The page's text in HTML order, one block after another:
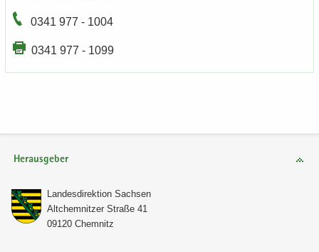
0341 977 - 1004
0341 977 - 1099
Herausgeber
Lan­des­di­rek­ti­on Sach­sen
Alt­chem­nit­zer Stra­ße 41
09120 Chem­nitz